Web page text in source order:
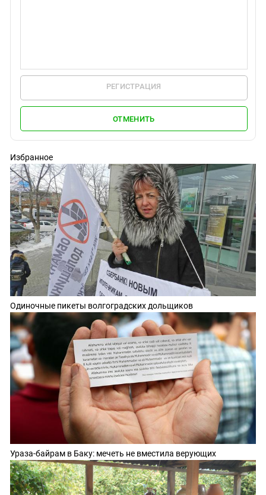
РЕГИСТРАЦИЯ
ОТМЕНИТЬ
Избранное
Одиночные пикеты волгоградских дольщиков
Ураза-байрам в Баку: мечеть не вместила верующих